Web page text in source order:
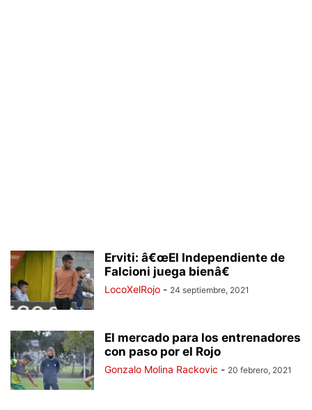
Erviti: â€œEl Independiente de
Falcioni juega bienâ€
LocoXelRojo - 24 septiembre, 2021
El mercado para los entrenadores
con paso por el Rojo
Gonzalo Molina Rackovic - 20 febrero, 2021